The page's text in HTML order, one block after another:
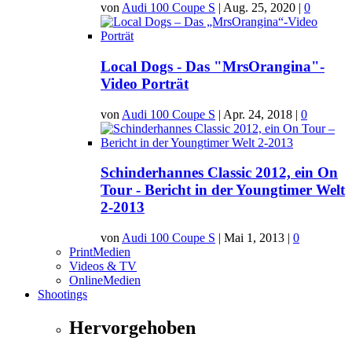
von Audi 100 Coupe S | Aug. 25, 2020 | 0
Local Dogs - Das "MrsOrangina"-
Video Porträt
von Audi 100 Coupe S | Apr. 24, 2018 | 0
Schinderhannes Classic 2012, ein On
Tour - Bericht in der Youngtimer Welt
2-2013
von Audi 100 Coupe S | Mai 1, 2013 | 0
PrintMedien
Videos & TV
OnlineMedien
Shootings
Hervorgehoben